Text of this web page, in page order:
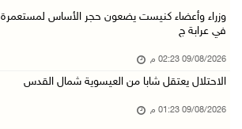
إجلاء طبي عبر معبر رفح شمل 78 شخصا
09/آب/2026 01:06 م
مستعمرون يقتحمون المسجد الأقصى
مصر تنعى القائد الوطني دياب اللوح
وزراء وأعضاء كنيست يضعون حجر الأساس لمستعمرة
في عرابة ج
09/08/2026 02:23 م
الاحتلال يعتقل شابا من العيسوية شمال القدس
09/08/2026 01:23 م